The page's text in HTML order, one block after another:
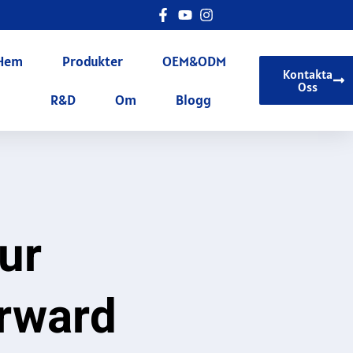
Produkter OEM&ODM
R&D Om Blogg
Kontakta
Oss